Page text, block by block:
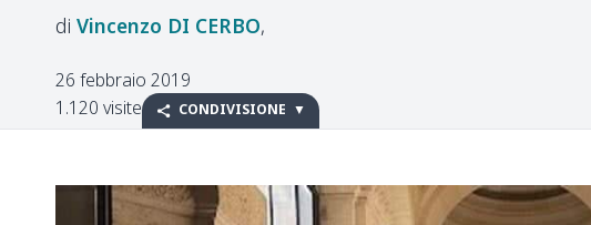
Vincenzo DI CERBO
26 febbraio 2019
1.120 visite
CONDIVISIONE